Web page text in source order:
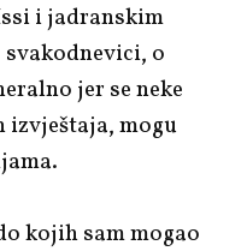
i jadranskim
o
jer se neke
izvještaja, mogu
kojih sam mogao